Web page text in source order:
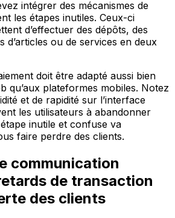
intégrer des mécanismes de
les étapes inutiles. Ceux-ci
d’effectuer des dépôts, des
d’articles ou de services en deux
doit être adapté aussi bien
qu’aux plateformes mobiles. Notez
et de rapidité sur l’interface
les utilisateurs à abandonner
inutile et confuse va
faire perdre des clients.
communication
de transaction
des clients